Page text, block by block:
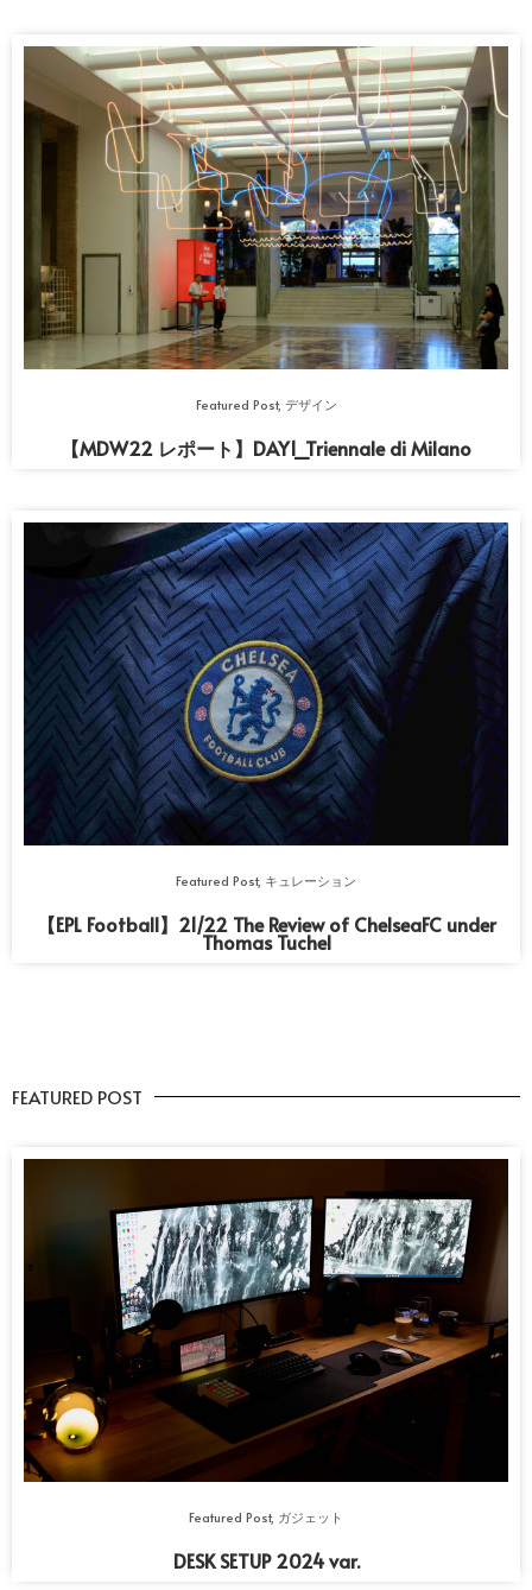
Featured Post, デザイン
【MDW22 レポート】DAY1_Triennale di Milano
Featured Post, キュレーション
【EPL Football】21/22 The Review of ChelseaFC under
Thomas Tuchel
FEATURED POST
Featured Post, ガジェット
DESK SETUP 2024 var.